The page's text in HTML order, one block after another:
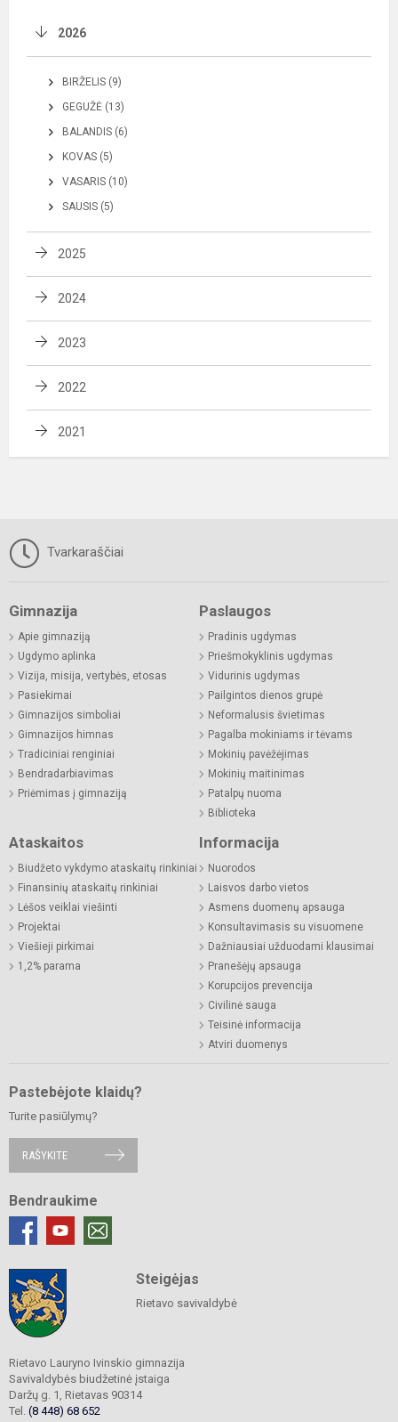
2026
BIRŽELIS (9)
GEGUŽĖ (13)
BALANDIS (6)
KOVAS (5)
VASARIS (10)
SAUSIS (5)
2025
2024
2023
2022
2021
Tvarkaraščiai
Gimnazija
Apie gimnaziją
Ugdymo aplinka
Vizija, misija, vertybės, etosas
Pasiekimai
Gimnazijos simboliai
Gimnazijos himnas
Tradiciniai renginiai
Bendradarbiavimas
Priėmimas į gimnaziją
Paslaugos
Pradinis ugdymas
Priešmokyklinis ugdymas
Vidurinis ugdymas
Pailgintos dienos grupė
Neformalusis švietimas
Pagalba mokiniams ir tėvams
Mokinių pavėžėjimas
Mokinių maitinimas
Patalpų nuoma
Biblioteka
Ataskaitos
Biudžeto vykdymo ataskaitų rinkiniai
Finansinių ataskaitų rinkiniai
Lėšos veiklai viešinti
Projektai
Viešieji pirkimai
1,2% parama
Informacija
Nuorodos
Laisvos darbo vietos
Asmens duomenų apsauga
Konsultavimasis su visuomene
Dažniausiai užduodami klausimai
Pranešėjų apsauga
Korupcijos prevencija
Civilinė sauga
Teisinė informacija
Atviri duomenys
Pastebėjote klaidų?
Turite pasiūlymų?
RAŠYKITE
Bendraukime
Steigėjas
Rietavo savivaldybė
Rietavo Lauryno Ivinskio gimnazija
Savivaldybės biudžetinė įstaiga
Daržų g. 1, Rietavas 90314
Tel. (8 448) 68 652